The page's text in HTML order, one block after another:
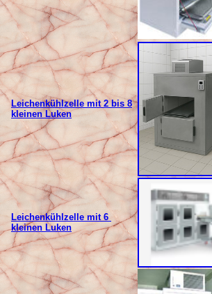
Leichenkühlzelle mit 2 bis 8
kleinen Luken
Leichenkühlzelle mit 6
kleinen Luken